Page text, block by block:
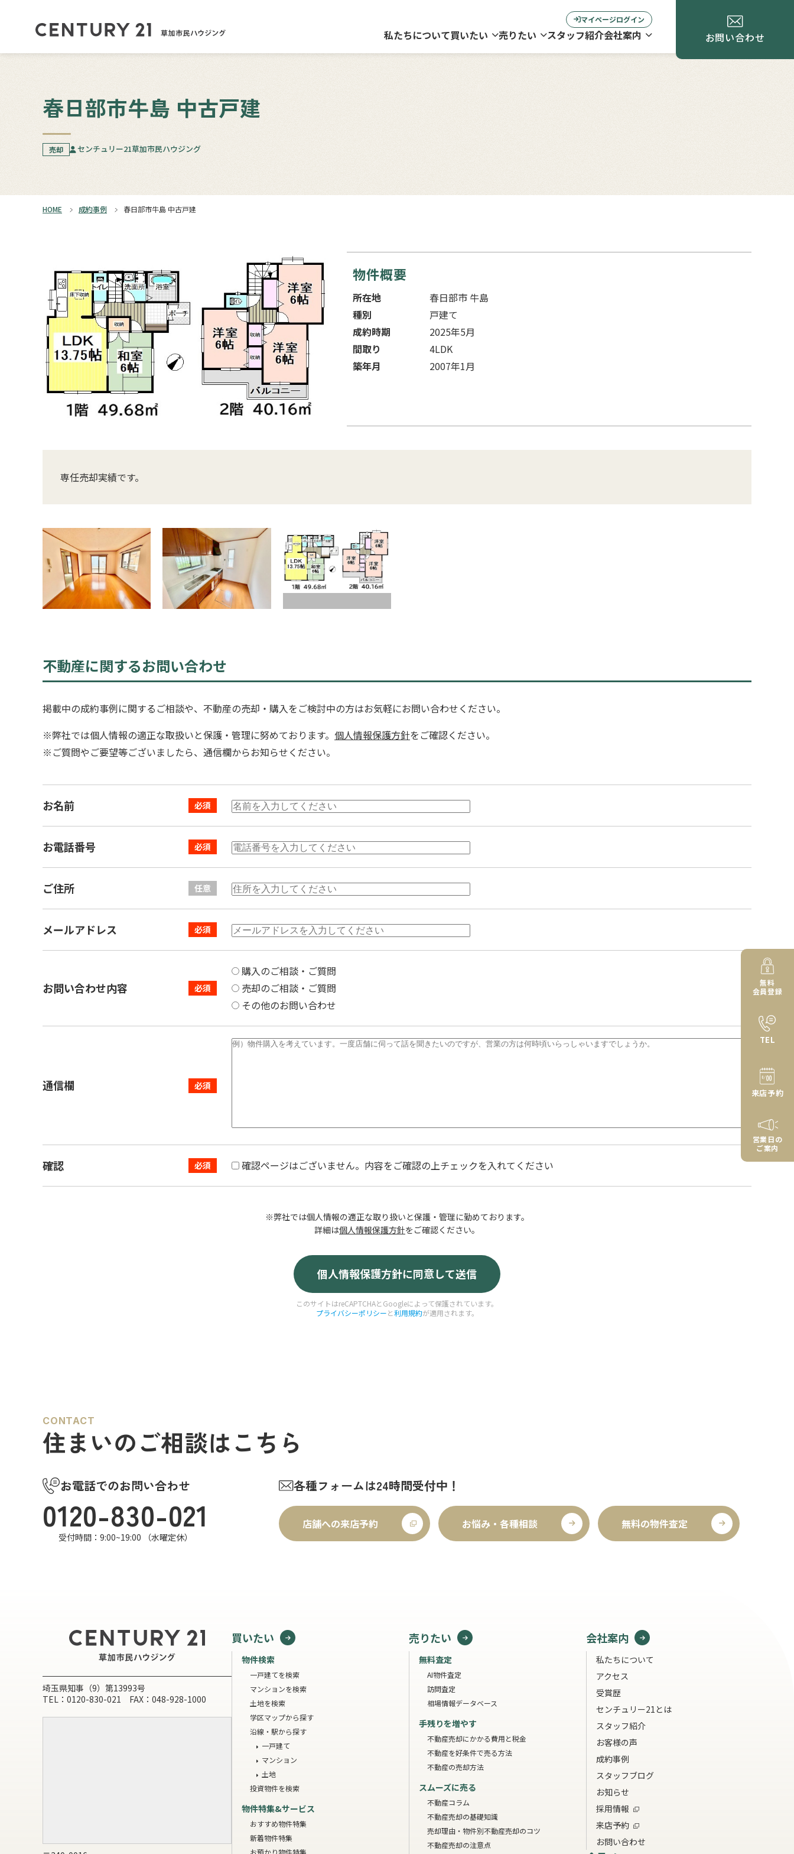
マイページログイン
私たちについて買いたい 売りたい スタッフ紹介会社案内 お問い合わせ
春日部市牛島 中古戸建
売却 センチュリー21草加市民ハウジング
HOME 成約事例 春日部市牛島 中古戸建
物件概要
所在地
春日部市 牛島
種別
戸建て
成約時期
2025年5月
間取り
4LDK
築年月
2007年1月
専任売却実績です。
不動産に関するお問い合わせ
掲載中の成約事例に関するご相談や、不動産の売却・購入をご検討中の方はお気軽にお問い合わせください。
※弊社では個人情報の適正な取扱いと保護・管理に努めております。 個人情報保護方針をご確認ください。
※ご質問やご要望等ございましたら、通信欄からお知らせください。
お名前
お電話番号
ご住所
メールアドレス
お問い合わせ内容
購入のご相談・ご質問
売却のご相談・ご質問
その他のお問い合わせ
通信欄
確認 確認ページはございません。内容をご確認の上チェックを入れてください
※弊社では個人情報の適正な取り扱いと保護・管理に勤めております。
詳細は個人情報保護方針をご確認ください。
このサイトはreCAPTCHAとGoogleによって保護されています。
プライバシーポリシーと利用規約が適用されます。
CONTACT
住まいのご相談はこちら
お電話でのお問い合わせ
0120-830-021
受付時間：9:00~19:00 （水曜定休）
各種フォームは24時間受付中！
店舗への来店予約 お悩み・各種相談 無料の物件査定
埼玉県知事（9）第13993号
TEL：0120-830-021 FAX：048-928-1000
買いたい
物件検索
一戸建てを検索
マンションを検索
土地を検索
学区マップから探す
沿線・駅から探す
一戸建て
マンション
土地
投資物件を検索
物件特集&サービス
おすすめ物件特集
新着物件特集
売りたい
無料査定
AI物件査定
訪問査定
相場情報データベース
手残りを増やす
不動産売却にかかる費用と税金
不動産を好条件で売る方法
不動産の売却方法
スムーズに売る
不動産コラム
不動産売却の基礎知識
売却理由・物件別不動産売却のコツ
不動産売却の注意点
会社案内
私たちについて
アクセス
受賞歴
センチュリー21とは
スタッフ紹介
お客様の声
成約事例
スタッフブログ
お知らせ
採用情報
来店予約
お問い合わせ
無料
会員登録
TEL
来店予約
営業日の
ご案内